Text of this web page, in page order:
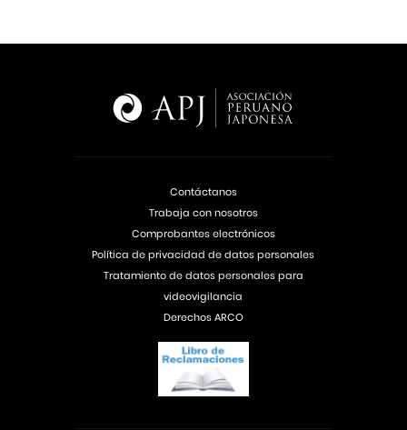
Contáctanos
Trabaja con nosotros
Comprobantes electrónicos
Política de privacidad de datos personales
Tratamiento de datos personales para
videovigilancia
Derechos ARCO